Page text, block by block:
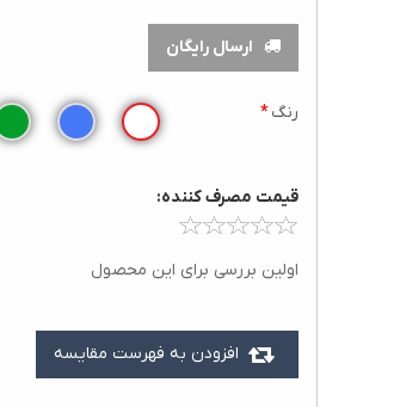
ارسال رایگان
رنگ*
قيمت مصرف کننده:
افزودن به فهرست مقایسه
اولین بررسی برای این محصول